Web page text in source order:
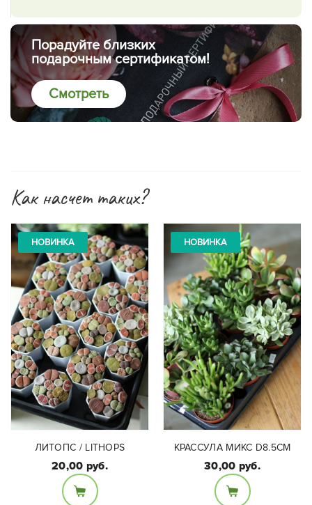
Порадуйте близких
подарочным сертификатом!
Смотреть
Как насчет таких?
НОВИНКА
ЛИТОПС / LITHOPS
20,00 руб.
НОВИНКА
КРАССУЛА МИКС D8.5СМ
30,00 руб.